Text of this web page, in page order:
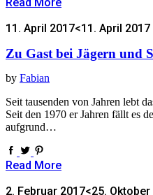
11. April 2017<11. April 2017
Zu Gast bei Jägern und
by Fabian
Seit tausenden von Jahren lebt
Seit den 1970 er Jahren fällt es
aufgrund…
Read More
2. Februar 2017<25. Oktober